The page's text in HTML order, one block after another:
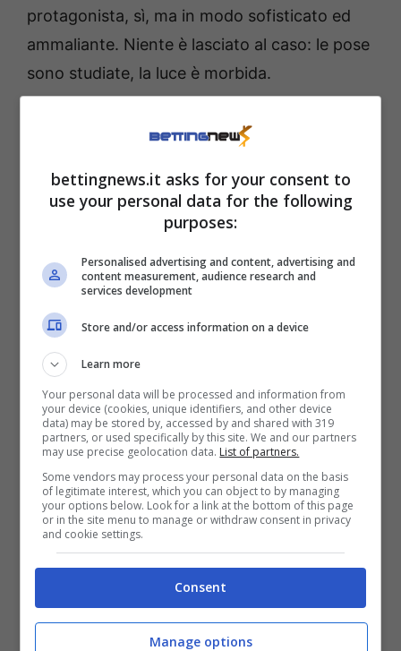
protagonista, sì, ma in modo sofisticato ed
ammaliante. Niente è lasciato al caso: le pose
sono studiate, la luce è morbida.
Angelina Dimova, la
camera da letto diventa un
set da copertina
lenzuola, alternando selfie a foto scattate da
terze persone. Ogni immagine sembra
dialogare con la successiva, costruendo un
crescendo che tiene incollati fino all’ultimo
frame.
bettingnews.it asks for your consent to
use your personal data for the following
purposes:
Personalised advertising and content, advertising and
content measurement, audience research and
services development
Store and/or access information on a device
Learn more
Your personal data will be processed and information from
your device (cookies, unique identifiers, and other device
data) may be stored by, accessed by and shared with 319
partners, or used specifically by this site. We and our partners
may use precise geolocation data. List of partners.
Some vendors may process your personal data on the basis
of legitimate interest, which you can object to by managing
your options below. Look for a link at the bottom of this page
or in the site menu to manage or withdraw consent in privacy
and cookie settings.
Consent
Manage options